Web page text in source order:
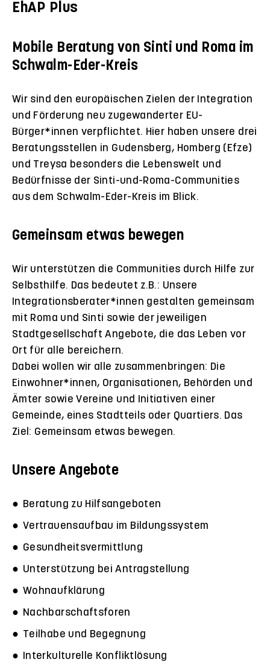
EhAP Plus
Mobile Beratung von Sinti und Roma im
Schwalm-Eder-Kreis
Wir sind den europäischen Zielen der Integration
und Förderung neu zugewanderter EU-
Bürger*innen verpflichtet. Hier haben unsere drei
Beratungsstellen in Gudensberg, Homberg (Efze)
und Treysa besonders die Lebenswelt und
Bedürfnisse der Sinti-und-Roma-Communities
aus dem Schwalm-Eder-Kreis im Blick.
Gemeinsam etwas bewegen
Wir unterstützen die Communities durch Hilfe zur
Selbsthilfe. Das bedeutet z.B.: Unsere
Integrationsberater*innen gestalten gemeinsam
mit Roma und Sinti sowie der jeweiligen
Stadtgesellschaft Angebote, die das Leben vor
Ort für alle bereichern.
Dabei wollen wir alle zusammenbringen: Die
Einwohner*innen, Organisationen, Behörden und
Ämter sowie Vereine und Initiativen einer
Gemeinde, eines Stadtteils oder Quartiers. Das
Ziel: Gemeinsam etwas bewegen.
Unsere Angebote
Beratung zu Hilfsangeboten
Vertrauensaufbau im Bildungssystem
Gesundheitsvermittlung
Unterstützung bei Antragstellung
Wohnaufklärung
Nachbarschaftsforen
Teilhabe und Begegnung
Interkulturelle Konfliktlösung